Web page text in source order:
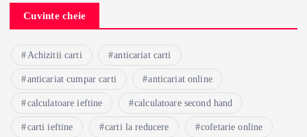
Cuvinte cheie
Achizitii carti anticariat carti
anticariat cumpar carti anticariat online
calculatoare ieftine calculatoare second hand
carti ieftine carti la reducere cofetarie online